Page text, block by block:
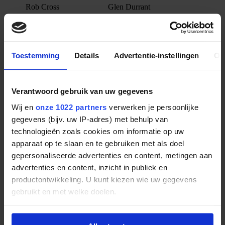
Toestemming Details Advertentie-instellingen
Verantwoord gebruik van uw gegevens
Wij en onze 1022 partners verwerken je persoonlijke
gegevens (bijv. uw IP-adres) met behulp van
technologieën zoals cookies om informatie op uw
apparaat op te slaan en te gebruiken met als doel
gepersonaliseerde advertenties en content, metingen aan
advertenties en content, inzicht in publiek en
productontwikkeling. U kunt kiezen wie uw gegevens
gebruikt en met welke doelen.
Als u het toestaat, willen we ook graag:
Rob Cross
Glen Durrant
Gary Anderson
Gerwyn Price
Ricky Evans
Peter Wright
Ian White
Stephen Bunting
Dave Chisnall
Danny Noppert
Simon Whitlock
Max Hopp
Nathan Aspinall
John Henderson
Jonny Clayton
Vincent van der Voort
Adrian Lewis
Mervyn King
Dimitri Van den Bergh
Heb je zin om MvG in actie te zien of zelfs te zien
Ook de eerste wedstrijden zijn al bekend, en deze kunnen wij dus